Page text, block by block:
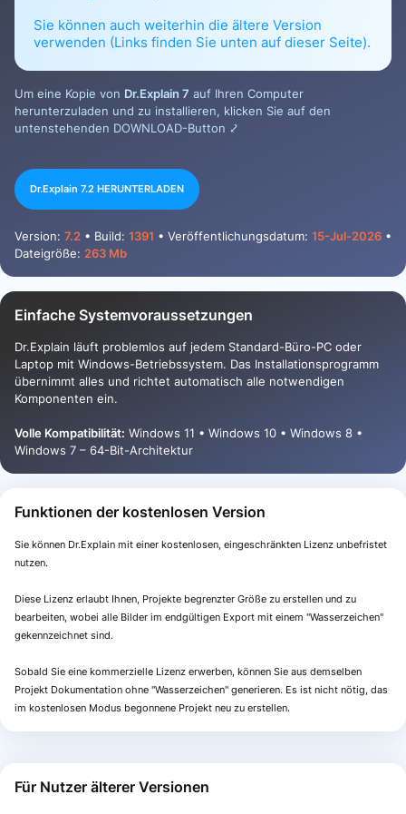
Sie können auch weiterhin die ältere Version
verwenden (Links finden Sie unten auf dieser Seite).
Um eine Kopie von Dr.Explain 7 auf Ihren Computer
herunterzuladen und zu installieren, klicken Sie auf den
untenstehenden DOWNLOAD-Button ⤦
Dr.Explain 7.2 HERUNTERLADEN
Version: 7.2 • Build: 1391 • Veröffentlichungsdatum: 15-Jul-2026 •
Dateigröße: 263 Mb
Einfache Systemvoraussetzungen
Dr.Explain läuft problemlos auf jedem Standard-Büro-PC oder
Laptop mit Windows-Betriebssystem. Das Installationsprogramm
übernimmt alles und richtet automatisch alle notwendigen
Komponenten ein.
Volle Kompatibilität: Windows 11 • Windows 10 • Windows 8 •
Windows 7 – 64-Bit-Architektur
Funktionen der kostenlosen Version
Sie können Dr.Explain mit einer kostenlosen, eingeschränkten Lizenz unbefristet
nutzen.
Diese Lizenz erlaubt Ihnen, Projekte begrenzter Größe zu erstellen und zu
bearbeiten, wobei alle Bilder im endgültigen Export mit einem "Wasserzeichen"
gekennzeichnet sind.
Sobald Sie eine kommerzielle Lizenz erwerben, können Sie aus demselben
Projekt Dokumentation ohne "Wasserzeichen" generieren. Es ist nicht nötig, das
im kostenlosen Modus begonnene Projekt neu zu erstellen.
Für Nutzer älterer Versionen